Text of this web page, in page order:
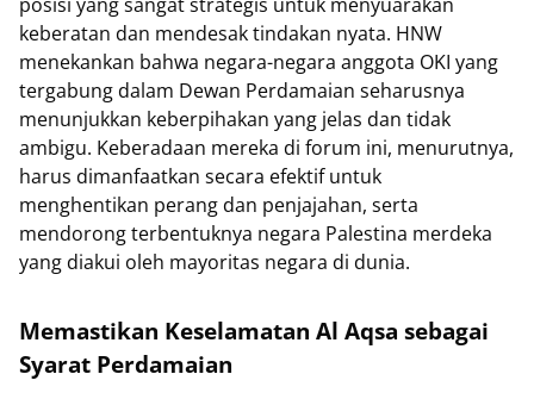
keberatan dan mendesak tindakan nyata. HNW
menekankan bahwa negara-negara anggota OKI yang
tergabung dalam Dewan Perdamaian seharusnya
menunjukkan keberpihakan yang jelas dan tidak
ambigu. Keberadaan mereka di forum ini, menurutnya,
harus dimanfaatkan secara efektif untuk
menghentikan perang dan penjajahan, serta
mendorong terbentuknya negara Palestina merdeka
yang diakui oleh mayoritas negara di dunia.
Memastikan Keselamatan Al Aqsa sebagai
Syarat Perdamaian